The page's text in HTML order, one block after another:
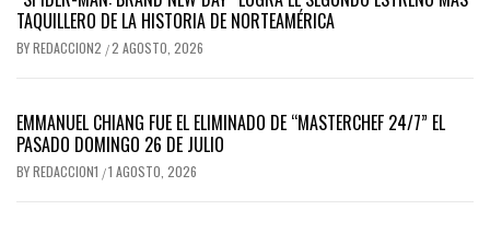
TAQUILLERO DE LA HISTORIA DE NORTEAMÉRICA
BYREDACCION2 /2 AGOSTO, 2026
EMMANUEL CHIANG FUE EL ELIMINADO DE “MASTERCHEF 24/7” EL
PASADO DOMINGO 26 DE JULIO
BYREDACCION1 /1 AGOSTO, 2026